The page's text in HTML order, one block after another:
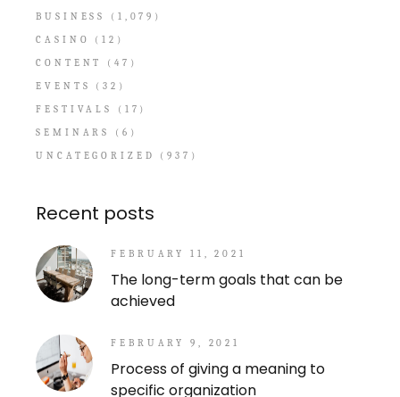
BUSINESS
(1,079)
CASINO
(12)
CONTENT
(47)
EVENTS
(32)
FESTIVALS
(17)
SEMINARS
(6)
UNCATEGORIZED
(937)
Recent posts
FEBRUARY 11, 2021
The long-term goals that can be
achieved
FEBRUARY 9, 2021
Process of giving a meaning to
specific organization